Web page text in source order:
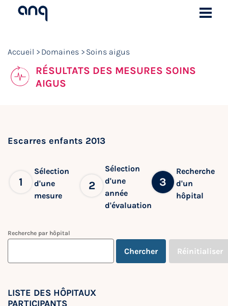
Accueil Domaines Soins aigus
RÉSULTATS DES MESURES SOINS
AIGUS
Escarres enfants 2013
1
Sélection
d'une
mesure
2
Sélection
d'une
année
d'évaluation
3
Recherche
d'un
hôpital
Recherche par hôpital
Chercher Réinitialiser
LISTE DES HÔPITAUX
PARTICIPANTS